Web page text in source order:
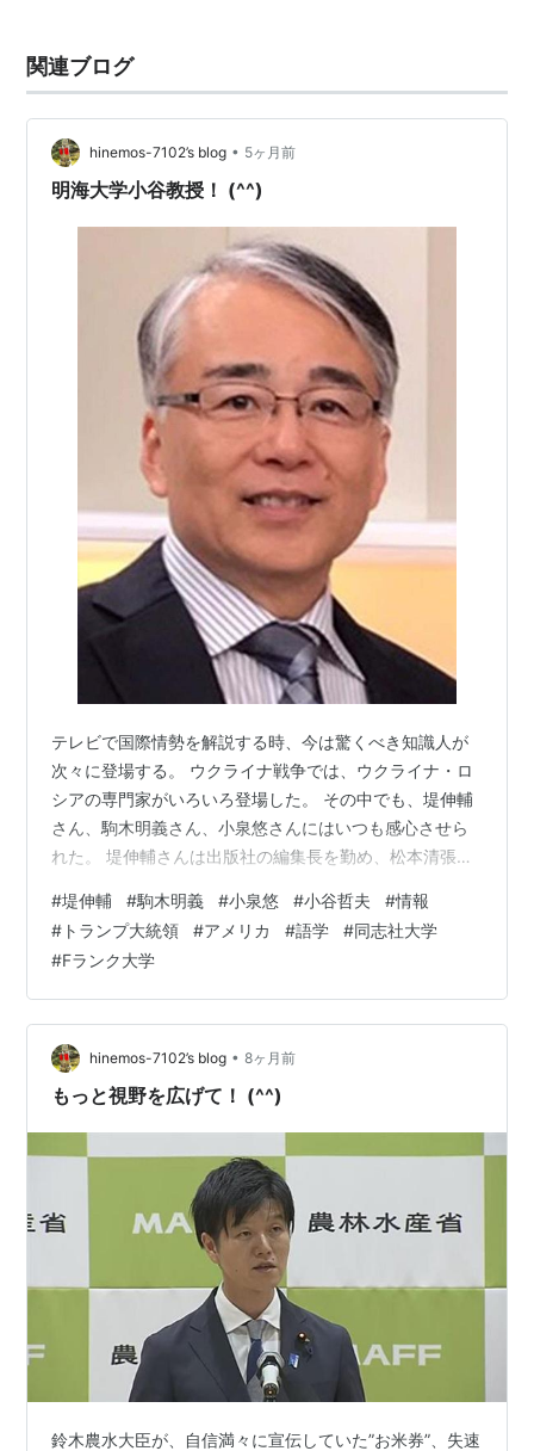
関連ブログ
hinemos-7102’s blog • 5ヶ月前
明海大学小谷教授！ (^^)
テレビで国際情勢を解説する時、今は驚くべき知識人が
次々に登場する。 ウクライナ戦争では、ウクライナ・ロ
シアの専門家がいろいろ登場した。 その中でも、堤伸輔
さん、駒木明義さん、小泉悠さんにはいつも感心させら
れた。 堤伸輔さんは出版社の編集長を勤め、松本清張や
取材を仰せつかり、彼が執筆する原稿全てに協力してい
た。 そのためか彼の解説は、政治にしろ経済にしろ、本
当に肝要なことに鋭く切り込む。 朝日新聞の駒木明義さ
んは、堤さんと同じく東大出身者で、いかにも優等生ら
しい。 でも冷たくエゴイストの優等生ではなく、弱者に
寄り添う優しさや温かさがある。 ロシ…
#堤伸輔 #駒木明義 #小泉悠 #小谷哲夫 #情報
# トランプ大統領 #アメリカ #語学 #同志社大学
#Fランク大学
hinemos-7102’s blog • 8ヶ月前
もっと視野を広げて！ (^^)
鈴木農水大臣が、自信満々に宣伝していた”お米券”、失速